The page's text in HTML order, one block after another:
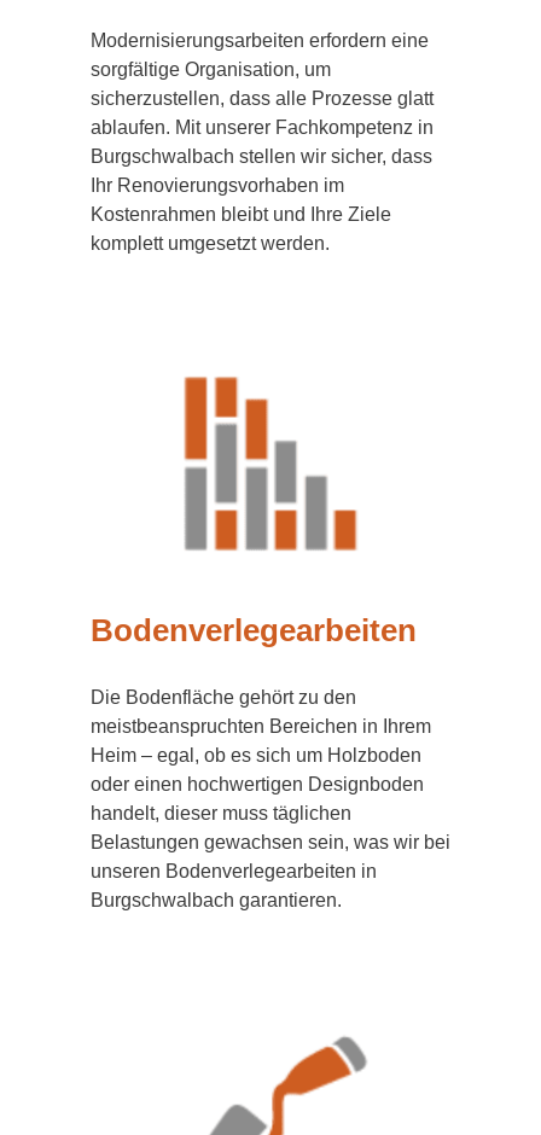
Modernisierungsarbeiten erfordern eine
sorgfältige Organisation, um
sicherzustellen, dass alle Prozesse glatt
ablaufen. Mit unserer Fachkompetenz in
Burgschwalbach stellen wir sicher, dass
Ihr Renovierungsvorhaben im
Kostenrahmen bleibt und Ihre Ziele
komplett umgesetzt werden.
Bodenverlegearbeiten
Die Bodenfläche gehört zu den
meistbeanspruchten Bereichen in Ihrem
Heim – egal, ob es sich um Holzboden
oder einen hochwertigen Designboden
handelt, dieser muss täglichen
Belastungen gewachsen sein, was wir bei
unseren Bodenverlegearbeiten in
Burgschwalbach garantieren.